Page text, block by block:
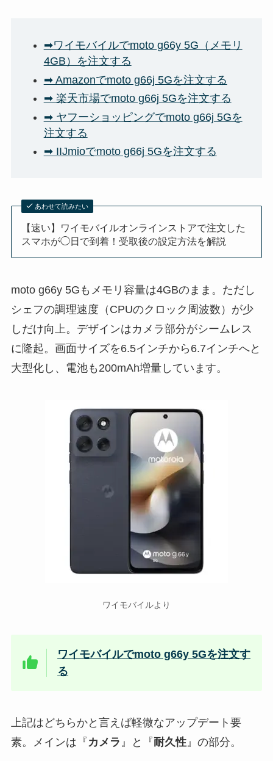
➡ワイモバイルでmoto g66y 5G（メモリ
4GB）を注文する
➡ Amazonでmoto g66j 5Gを注文する
➡ 楽天市場でmoto g66j 5Gを注文する
➡ ヤフーショッピングでmoto g66j 5Gを
注文する
➡ IIJmioでmoto g66j 5Gを注文する
あわせて読みたい
【速い】ワイモバイルオンラインストアで注文した
スマホが◯日で到着！受取後の設定方法を解説
moto g66y 5Gもメモリ容量は4GBのまま。ただし
シェフの調理速度（CPUのクロック周波数）が少
しだけ向上。デザインはカメラ部分がシームレス
に隆起。画面サイズを6.5インチから6.7インチへと
大型化し、電池も200mAh増量しています。
ワイモバイルより
ワイモバイルでmoto g66y 5Gを注文す
る
上記はどちらかと言えば軽微なアップデート要
素。メインは『 カメラ 』と『耐久性』の部分。